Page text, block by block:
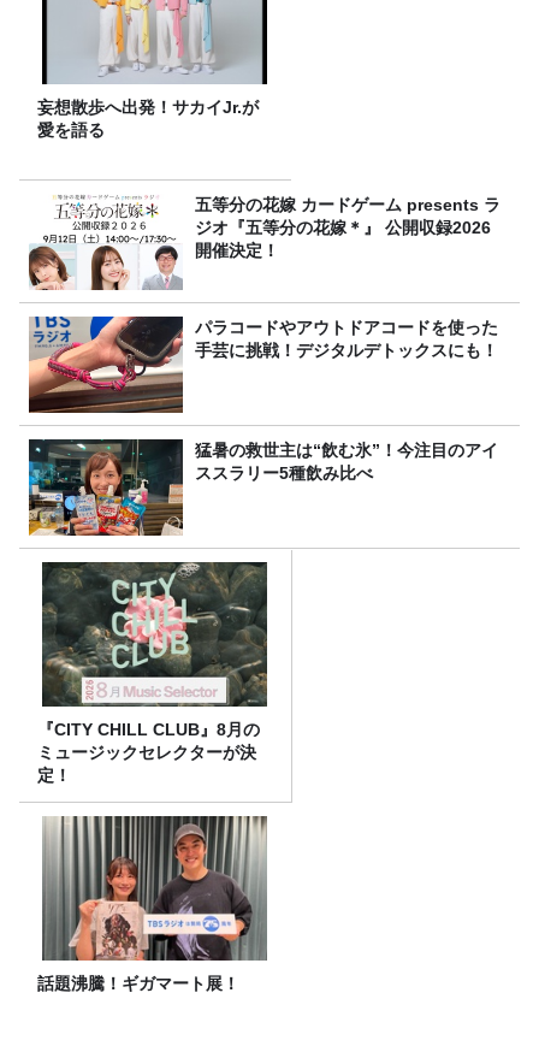
妄想散歩へ出発！サカイJr.が
愛を語る
五等分の花嫁 カードゲーム presents ラ
ジオ『五等分の花嫁＊』 公開収録2026
開催決定！
パラコードやアウトドアコードを使った
手芸に挑戦！デジタルデトックスにも！
猛暑の救世主は“飲む氷”！今注目のアイ
ススラリー5種飲み比べ
『CITY CHILL CLUB』8月の
ミュージックセレクターが決
定！
話題沸騰！ギガマート展！